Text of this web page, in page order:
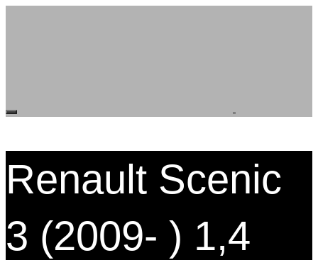
Renault Scenic
3 (2009- ) 1,4